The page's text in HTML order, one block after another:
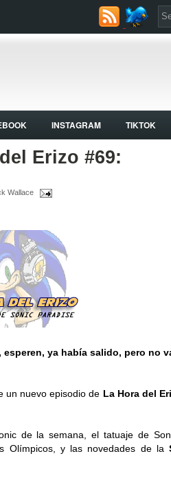
INSTAGRAM TIKTOK
Erizo #69:
Wallace
ya había salido, pero no
un nuevo episodio de La Hora del
de la semana, el tatuaje de
Olímpicos, y las novedades de la